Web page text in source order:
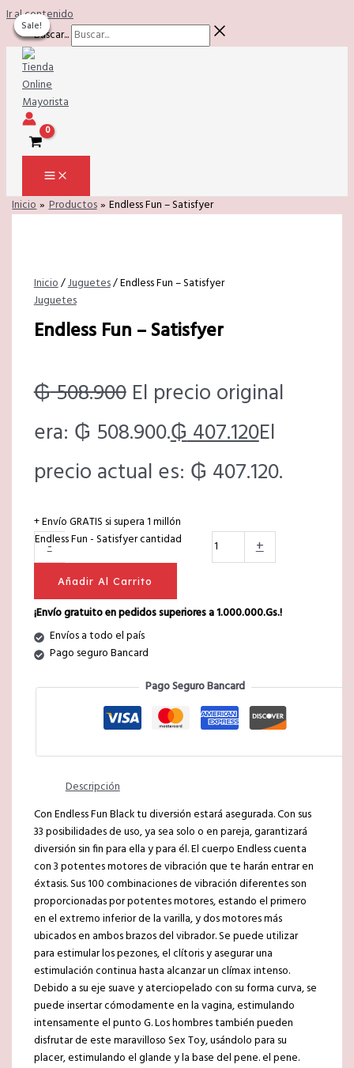
Ir al contenido
Buscar...
Inicio Productos Endless Fun – Satisfyer
Sale!
Inicio/Juguetes/ Endless Fun – Satisfyer
Juguetes
Endless Fun – Satisfyer
₲508.900 El precio original
era: ₲ 508.900.₲407.120El
precio actual es: ₲ 407.120.
+ Envío GRATIS si supera 1 millón
-
Endless Fun - Satisfyer cantidad +
Añadir Al Carrito
¡Envío gratuito en pedidos superiores a 1.000.000.Gs.!
Envíos a todo el país
Pago seguro Bancard
Pago Seguro Bancard
Descripción
Con Endless Fun Black tu diversión estará asegurada. Con sus
33 posibilidades de uso, ya sea solo o en pareja, garantizará
diversión sin fin para ella y para él. El cuerpo Endless cuenta
con 3 potentes motores de vibración que te harán entrar en
éxtasis. Sus 100 combinaciones de vibración diferentes son
proporcionadas por potentes motores, estando el primero
en el extremo inferior de la varilla, y dos motores más
ubicados en ambos brazos del vibrador. Se puede utilizar
para estimular los pezones, el clítoris y asegurar una
estimulación continua hasta alcanzar un clímax intenso.
Debido a su eje suave y aterciopelado con su forma curva, se
puede insertar cómodamente en la vagina, estimulando
intensamente el punto G. Los hombres también pueden
disfrutar de este maravilloso Sex Toy, usándolo para su
placer, estimulando el glande y la base del pene. el pene.
Sale!
Sale!
Sale!
Sale!